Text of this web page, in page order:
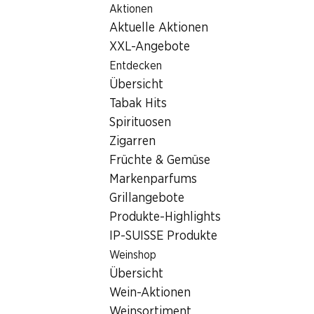
Aktionen
Aktuelle Aktionen
XXL-Angebote
Entdecken
Übersicht
Tabak Hits
Spirituosen
Zigarren
Früchte & Gemüse
Markenparfums
Grillangebote
Produkte-Highlights
IP-SUISSE Produkte
Weinshop
Übersicht
Wein-Aktionen
Filialsuche
Denner Filiale Route de Molignon 5, 1984 Les Haudères
1984 Les Haudères
Route de Molignon 5, 1984 Les Haudères
Öffnungszeiten